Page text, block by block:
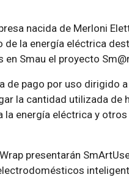
nacida de Merloni
de la energía eléctrica
Smau el proyecto
de pago por uso dirigido a
la cantidad utilizada de
la energía eléctrica y
presentarán